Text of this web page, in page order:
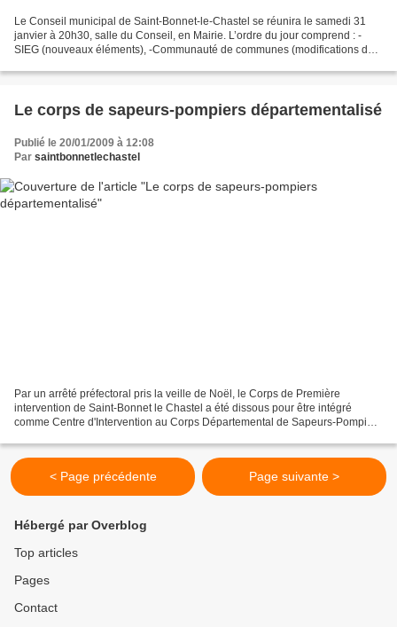
Le Conseil municipal de Saint-Bonnet-le-Chastel se réunira le samedi 31
janvier à 20h30, salle du Conseil, en Mairie. L’ordre du jour comprend : -
SIEG (nouveaux éléments), -Communauté de communes (modifications des
Le corps de sapeurs-pompiers départementalisé
Publié le 20/01/2009 à 12:08
Par saintbonnetlechastel
Par un arrêté préfectoral pris la veille de Noël, le Corps de Première
intervention de Saint-Bonnet le Chastel a été dissous pour être intégré
comme Centre d'Intervention au Corps Départemental de Sapeurs-Pompiers
< Page précédente Page suivante >
Hébergé par Overblog
Top articles
Pages
Contact